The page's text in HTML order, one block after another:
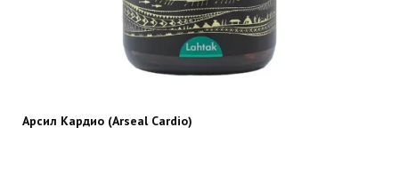
Арсил Кардио (Arseal Cardio)